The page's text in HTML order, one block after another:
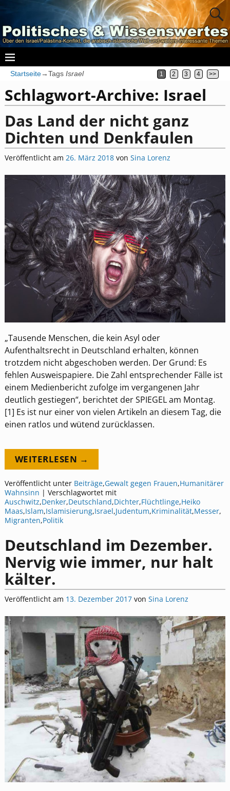
Startseite→Tags Israel 1 2 3 4 >>
Schlagwort-Archive: Israel
Das Land der nicht ganz
Dichten und Denkfaulen
Veröffentlicht am 26. März 2018 von Sina Lorenz
„Tausende Menschen, die kein Asyl oder
Aufenthaltsrecht in Deutschland erhalten, können
trotzdem nicht abgeschoben werden. Der Grund: Es
fehlen Ausweispapiere. Die Zahl entsprechender Fälle ist
einem Medienbericht zufolge im vergangenen Jahr
deutlich gestiegen“, berichtet der SPIEGEL am Montag.
[1] Es ist nur einer von vielen Artikeln an diesem Tag, die
einen ratlos und wütend zurücklassen.
WEITERLESEN →
Veröffentlicht unter Beiträge,Gewalt gegen Frauen,Humanitärer
Wahnsinn | Verschlagwortet mit
Auschwitz,Denker,Deutschland,Dichter,Flüchtlinge,Heiko
Maas,Islam,Islamisierung,Israel,Judentum,Kriminalität,Messer,
Migranten,Politik
Deutschland im Dezember.
Nervig wie immer, nur halt
kälter.
Veröffentlicht am 13. Dezember 2017 von Sina Lorenz